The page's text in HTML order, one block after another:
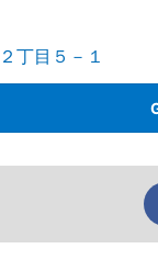
丁目５－１